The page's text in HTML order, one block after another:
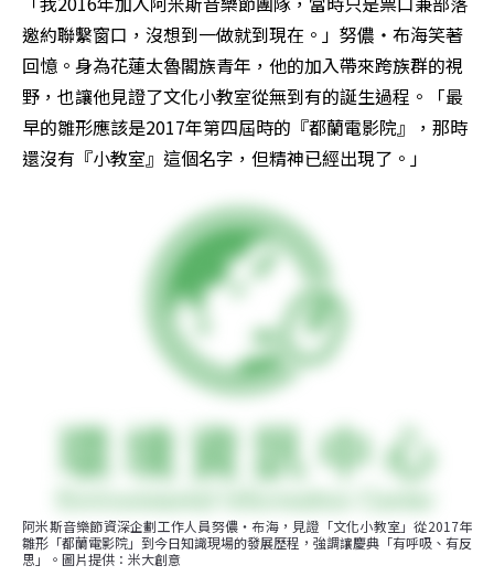
邀約聯繫窗口，沒想到一做就到現在。」努儂・布海笑著
回憶。身為花蓮太魯閣族青年，他的加入帶來跨族群的視
野，也讓他見證了文化小教室從無到有的誕生過程。「最
早的雛形應該是2017年第四屆時的『都蘭電影院』，那時
還沒有『小教室』這個名字，但精神已經出現了。」
阿米斯音樂節資深企劃工作人員努儂・布海，見證「文化小教室」從2017年
雛形「都蘭電影院」到今日知識現場的發展歷程，強調讓慶典「有呼吸、有反
思」。圖片提供：米大創意